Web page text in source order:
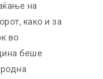
на
како и за
во
беше